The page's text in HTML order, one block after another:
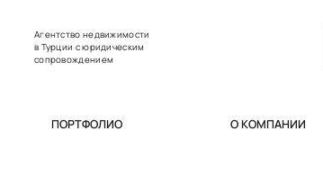
Агентство недвижимости
в Турции с юридическим
сопровождением
ПОРТФОЛИО О КОМПАНИИ